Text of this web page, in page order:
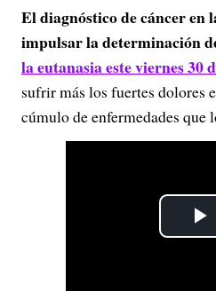
El diagnóstico de cáncer en
impulsar la determinación
la eutanasia este viernes 30
sufrir más los fuertes dolores
cúmulo de enfermedades que
P